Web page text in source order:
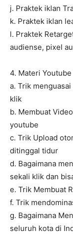
j. Praktek iklan
k. Praktek iklan
l. Praktek
audiense, pixel
4. Materi
a. Trik
klik
b. Membuat
youtube
c. Trik Upload
ditinggal tidur
d. Bagaimana
sekali klik dan
e. Trik Membuat
f. Trik
g. Bagaimana
seluruh kota di